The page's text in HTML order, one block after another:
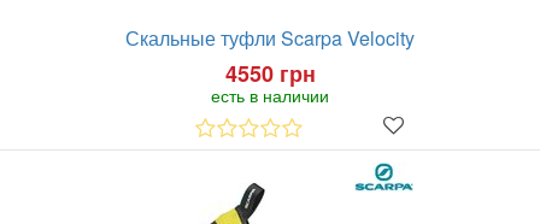
Скальные туфли Scarpa Velocity
4550 грн
есть в наличии